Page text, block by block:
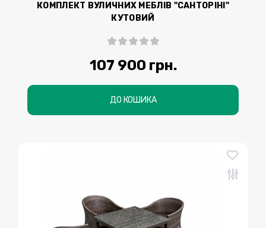
КОМПЛЕКТ ВУЛИЧНИХ МЕБЛІВ "САНТОРІНІ"
КУТОВИЙ
107 900 грн.
ДО КОШИКА